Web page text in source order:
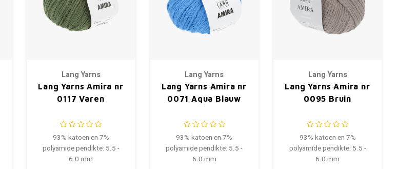
Lang Yarns
Lang Yarns Amira nr
0117 Varen
93% katoen en 7%
polyamide pendikte: 5.5 -
6.0 mm
Lang Yarns
Lang Yarns Amira nr
0071 Aqua Blauw
93% katoen en 7%
polyamide pendikte: 5.5 -
6.0 mm
Lang Yarns
Lang Yarns Amira nr
0095 Bruin
93% katoen en 7%
polyamide pendikte: 5.5 -
6.0 mm